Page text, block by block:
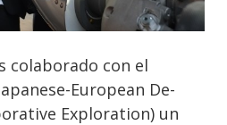
colaborado con el
European De-
Exploration) un